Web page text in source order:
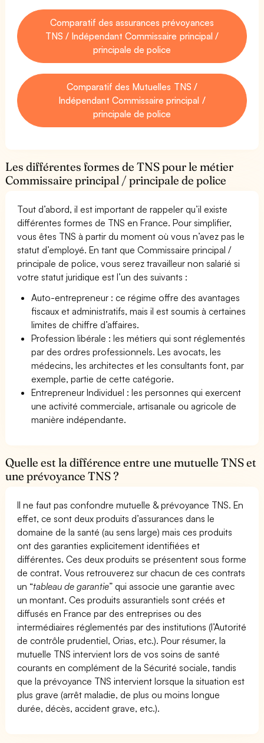
Comparatif des assurances prévoyances
TNS / Indépendant Commissaire principal /
principale de police
Comparatif des Mutuelles TNS /
Indépendant Commissaire principal /
principale de police
Les différentes formes de TNS pour le métier
Commissaire principal / principale de police
Tout d’abord, il est important de rappeler qu’il existe
différentes formes de TNS en France. Pour simplifier,
vous êtes TNS à partir du moment où vous n’avez pas le
statut d’employé. En tant que Commissaire principal /
principale de police, vous serez travailleur non salarié si
votre statut juridique est l’un des suivants :
Auto-entrepreneur : ce régime offre des avantages
fiscaux et administratifs, mais il est soumis à certaines
limites de chiffre d’affaires.
Profession libérale : les métiers qui sont réglementés
par des ordres professionnels. Les avocats, les
médecins, les architectes et les consultants font, par
exemple, partie de cette catégorie.
Entrepreneur Individuel : les personnes qui exercent
une activité commerciale, artisanale ou agricole de
manière indépendante.
Quelle est la différence entre une mutuelle TNS et
une prévoyance TNS ?
Il ne faut pas confondre mutuelle & prévoyance TNS. En
effet, ce sont deux produits d’assurances dans le
domaine de la santé (au sens large) mais ces produits
ont des garanties explicitement identifiées et
différentes. Ces deux produits se présentent sous forme
de contrat. Vous retrouverez sur chacun de ces contrats
un “tableau de garantie” qui associe une garantie avec
un montant. Ces produits assurantiels sont créés et
diffusés en France par des entreprises ou des
intermédiaires réglementés par des institutions (l’Autorité
de contrôle prudentiel, Orias, etc.). Pour résumer, la
mutuelle TNS intervient lors de vos soins de santé
courants en complément de la Sécurité sociale, tandis
que la prévoyance TNS intervient lorsque la situation est
plus grave (arrêt maladie, de plus ou moins longue
durée, décès, accident grave, etc.).